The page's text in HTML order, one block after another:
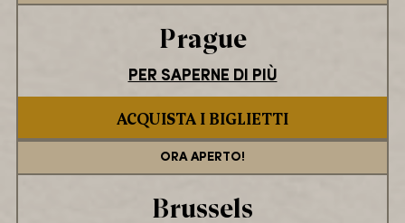
Prague
PER SAPERNE DI PIÙ
ACQUISTA I BIGLIETTI
ORA APERTO!
Brussels